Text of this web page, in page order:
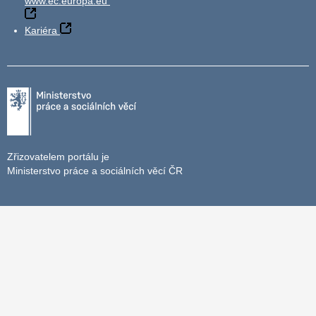
Kariéra
Zřizovatelem portálu je
Ministerstvo práce a sociálních věcí ČR